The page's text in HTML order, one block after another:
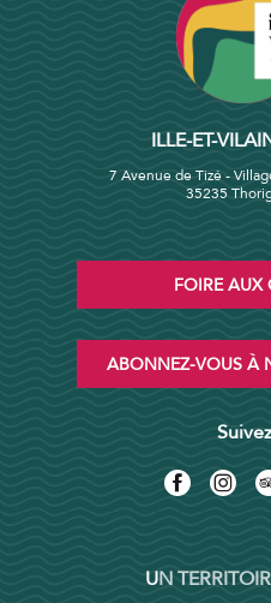
ILLE-ET-
7 Avenue de Tizé -
35235
FOIRE AUX
ABONNEZ-VOUS À
UN